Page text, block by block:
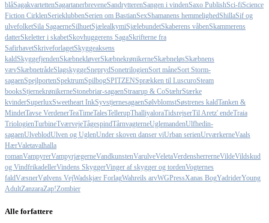
blåSagakvartettenSagartanerbreveneSandrytterenSangen i vindenSaxo PublishSci-fiScience
Fiction CirklenSerieklubbenSerien om BastianSexShamanens hemmelighedShillaSif og
ulvefolketSila SagaerneSilhuetSjælealkymiSjælebundetSkaberens våbenSkammerens
datterSkeletter i skabetSkovhuggerens SagaSkrifterne fra
SafirhavetSkriveforlagetSkyggeaksens
kaldSkyggefjendenSkæbnekløverSkæbnekrønikerneSkæbneløsSkæbnens
vævSkæbnetrådeSlagskyggeSneprydSonetrilogienSort måneSort Storm-
sagaenSpejlportenSpektrumSpilbogSPITZENSprækken til LuscuroSteam
booksStjernekrønikerneStonebriar-sagaenStraarup & CoStæhrStærke
kvinderSuperluxSweetheart InkSyvstjernesagaenSølvblomstSøstrenes kaldTanken &
MindetTavse VerdenerTeaTimeTalesTellerupThalliyaloraTidsrejserTil Aretz' endeTraia
TriologienTurbineTværvejeTågespindTårnvagterneUglemandenUlfhedin-
sagaenUlveblodUlven og UglenUnder skoven danser viUrban serienUrværkerneVaals
HærValetavalhalla
romanVampyrerVampyrjægerneVandkunstenVarulveVeletaVerdensherrerneVildeVildskud
og VindfrikadellerVindens SkyggerVinger af skygger og tordenVogternes
faldVæsnerVølvens VejWadskjær ForlagWahreils arvWGPressXanas BogYadriderYoung
AdultZanzaraZap!Zombier
Alle forfattere